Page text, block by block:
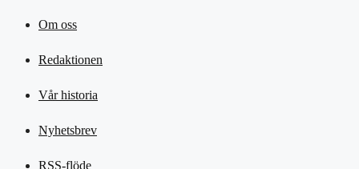
Om oss
Redaktionen
Vår historia
Nyhetsbrev
RSS-flöde